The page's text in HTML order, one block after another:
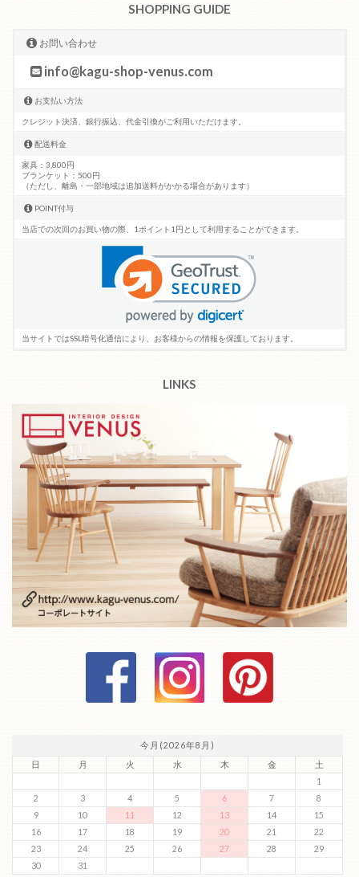
SHOPPING GUIDE
お問い合わせ
info@kagu-shop-venus.com
お支払い方法
クレジット決済、銀行振込、代金引換がご利用いただけます。
配送料金
家具：3,800円
ブランケット：500円
（ただし、離島・一部地域は追加送料がかかる場合があります）
POINT付与
当店での次回のお買い物の際、1ポイント1円として利用することができます。
当サイトではSSL暗号化通信により、お客様からの情報を保護しております。
LINKS
今月(2026年8月)
日
月 火 水 木 金
土
1
2
3 4 5 6 7
8
9
10 11 12 13 14
15
16
17 18 19 20 21
22
23
24 25 26 27 28
29
30
31